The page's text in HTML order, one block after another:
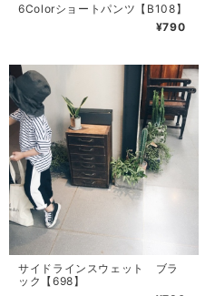
6Colorショートパンツ【B108】
¥790
サイドラインスウェット ブラ
ック【698】